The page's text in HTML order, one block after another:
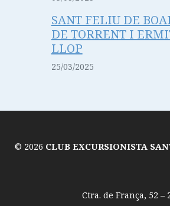
SANT FELIU DE
DE TORRENT I
LLOP
25/03/2025
© 2026 CLUB EXCURSIONISTA
Ctra. de França, 52 –